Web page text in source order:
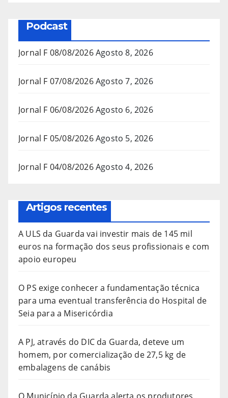
Podcast
Jornal F 08/08/2026Agosto 8, 2026
Jornal F 07/08/2026Agosto 7, 2026
Jornal F 06/08/2026Agosto 6, 2026
Jornal F 05/08/2026Agosto 5, 2026
Jornal F 04/08/2026Agosto 4, 2026
Artigos recentes
A ULS da Guarda vai investir mais de 145 mil
euros na formação dos seus profissionais e com
apoio europeu
O PS exige conhecer a fundamentação técnica
para uma eventual transferência do Hospital de
Seia para a Misericórdia
A PJ, através do DIC da Guarda, deteve um
homem, por comercialização de 27,5 kg de
embalagens de canábis